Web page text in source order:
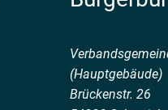
(Hauptgebäude)
Brückenstr. 26